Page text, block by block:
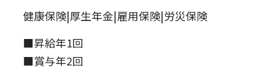
健康保険|厚生年金|雇用保険|労災保険
■昇給年1回
■賞与年2回